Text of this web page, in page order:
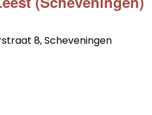
8, Scheveningen